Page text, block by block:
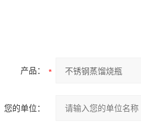
产品：
您的单位：